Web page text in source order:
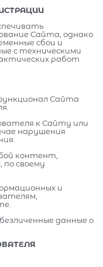
Сайта, однако
сбои и
с техническими
работ
Сайта
к Сайту или
нарушения
контент,
своему
и
данные о